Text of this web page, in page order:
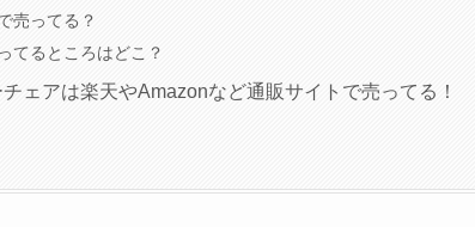
売ってる？
てるところはどこ？
ェアは楽天やAmazonなど通販サイトで売ってる！